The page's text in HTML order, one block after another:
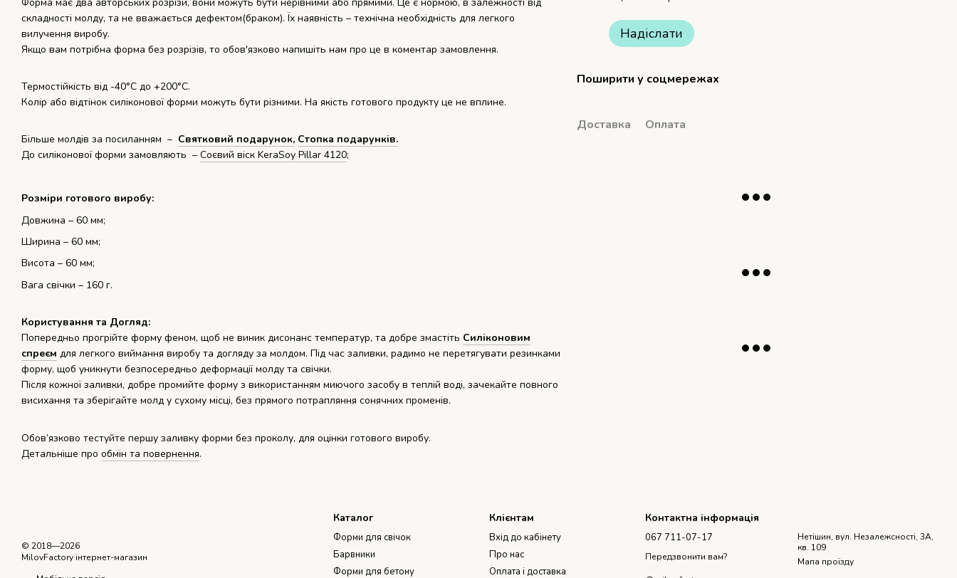
складності молду, та не вважається дефектом(браком). Їх наявність – технічна необхідність для легкого
вилучення виробу.
Якщо вам потрібна форма без розрізів, то обов'язково напишіть нам про це в коментар замовлення.
Термостійкість від -40°С до +200°С.
Колір або відтінок силіконової форми можуть бути різними. На якість готового продукту це не вплине.
Більше молдів за посиланням – Святковий подарунок, Стопка подарунків.
До силіконової форми замовляють – Соєвий віск KeraSoy Pillar 4120;
Розміри готового виробу:
Довжина – 60 мм;
Ширина – 60 мм;
Висота – 60 мм;
Вага свічки – 160 г.
Користування та Догляд:
Попередньо прогрійте форму феном, щоб не виник дисонанс температур, та добре змастіть Силіконовим
спреєм для легкого виймання виробу та догляду за молдом. Під час заливки, радимо не перетягувати резинками
форму, щоб уникнути безпосередньо деформації молду та свічки.
Після кожної заливки, добре промийте форму з використанням миючого засобу в теплій воді, зачекайте повного
висихання та зберігайте молд у сухому місці, без прямого потрапляння сонячних променів.
Обов’язково тестуйте першу заливку форми без проколу, для оцінки готового виробу.
Детальніше про обмін та повернення.
Надіслати
Поширити у соцмережах
Доставка Оплата
© 2018—2026
MilovFactory інтернет-магазин
Каталог
Форми для свічок
Барвники
Форми для бетону
Клієнтам
Вхід до кабінету
Про нас
Оплата і доставка
Контактна інформація
067 711-07-17
Передзвонити вам?
Нетішин, вул. Незалежсності, 3А,
кв. 109
Мапа проїзду